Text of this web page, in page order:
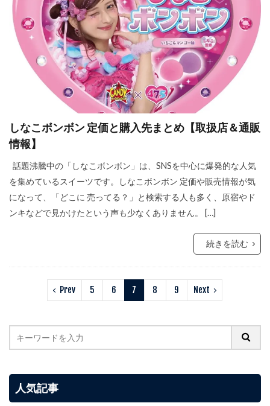
しなこボンボン 定価と購入先まとめ【取扱店＆通販
情報】
話題沸騰中の「しなこボンボン」は、SNSを中心に爆発的な人気
を集めているスイーツです。しなこボンボン 定価や販売情報が気
になって、「どこに 売ってる？」と検索する人も多く、原宿やド
ンキなどで見かけたという声も少なくありません。 […]
続きを読む
Prev 5 6 7 8 9 Next
人気記事